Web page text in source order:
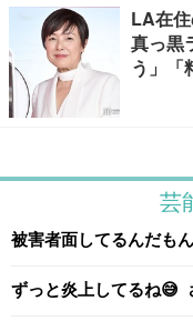
LA在
真っ黒
う」「